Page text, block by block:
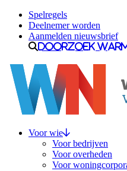
Ga naar inhoud
Spelregels
Deelnemer worden
Aanmelden nieuwsbrief
Doorzoek
Voor wie
Voor bedrijven
Voor overheden
Voor